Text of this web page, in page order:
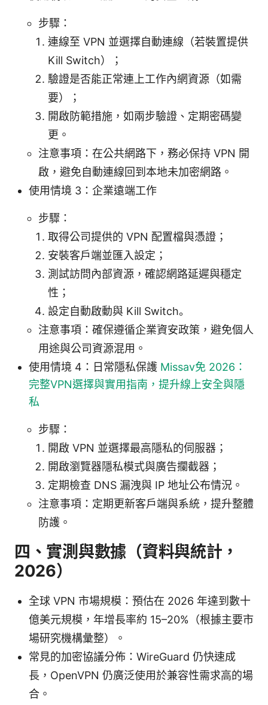
步驟：
連線至 VPN 並選擇自動連線（若裝置提供
Kill Switch）；
驗證是否能正常連上工作內網資源（如需
要）；
開啟防範措施，如兩步驗證、定期密碼變
更。
注意事項：在公共網路下，務必保持 VPN 開
啟，避免自動連線回到本地未加密網路。
使用情境 3：企業遠端工作
步驟：
取得公司提供的 VPN 配置檔與憑證；
安裝客戶端並匯入設定；
測試訪問內部資源，確認網路延遲與穩定
性；
設定自動啟動與 Kill Switch。
注意事項：確保遵循企業資安政策，避免個人
用途與公司資源混用。
使用情境 4：日常隱私保護 Missav免 2026：
完整VPN選擇與實用指南，提升線上安全與隱
私
步驟：
開啟 VPN 並選擇最高隱私的伺服器；
開啟瀏覽器隱私模式與廣告攔截器；
定期檢查 DNS 漏洩與 IP 地址公布情況。
注意事項：定期更新客戶端與系統，提升整體
防護。
四、實測與數據（資料與統計，
2026）
全球 VPN 市場規模：預估在 2026 年達到數十
億美元規模，年增長率約 15–20%（根據主要市
場研究機構彙整）。
常見的加密協議分佈：WireGuard 仍快速成
長，OpenVPN 仍廣泛使用於兼容性需求高的場
合。